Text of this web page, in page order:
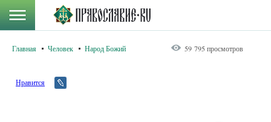
Главная Человек Народ Божий 59 795 просмотров
Нравится